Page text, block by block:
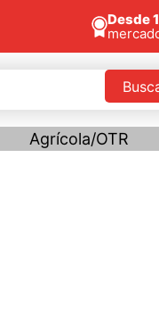
Desde
Agrícola/OTR